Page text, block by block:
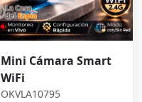
Mini Cámara Smart
WiFi
OKVLA10795